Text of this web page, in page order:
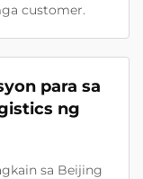
customer.
para sa
ng
sa Beijing